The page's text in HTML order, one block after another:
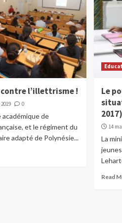
contre l’illettrisme !
0
académique de
et le régiment du
adapté de Polynésie...
Le
14
La
Read